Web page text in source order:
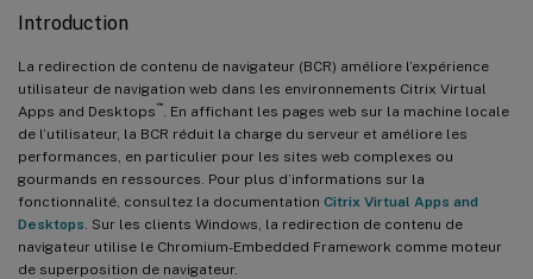
Introduction
La redirection de contenu de navigateur (BCR) améliore l’expérience
utilisateur de navigation web dans les environnements Citrix Virtual
Apps and Desktops ™
. En affichant les pages web sur la machine locale
de l’utilisateur, la BCR réduit la charge du serveur et améliore les
performances, en particulier pour les sites web complexes ou
gourmands en ressources. Pour plus d’informations sur la
fonctionnalité, consultez la documentation Citrix Virtual Apps and
Desktops . Sur les clients Windows, la redirection de contenu de
navigateur utilise le Chromium-Embedded Framework comme moteur
de superposition de navigateur.